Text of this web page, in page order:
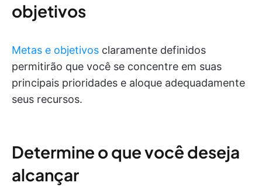
objetivos
Metas e objetivos claramente definidos
permitirão que você se concentre em suas
principais prioridades e aloque adequadamente
seus recursos.
Determine o que você deseja
alcançar